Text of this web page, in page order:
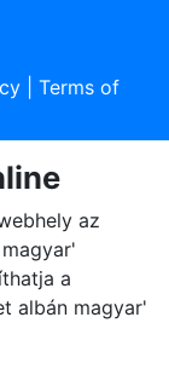
| Terms of
az
a
albán magyar'